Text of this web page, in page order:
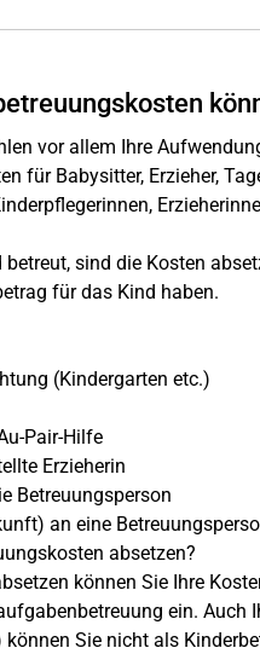
vor allem Ihre
für Babysitter, Erzieher,
sind die Kosten
für das Kind haben.
(Kindergarten etc.)
Pair-Hilfe
Erzieherin
Betreuungsperson
an eine
absetzen?
können Sie Ihre
ein.
Sie nicht als